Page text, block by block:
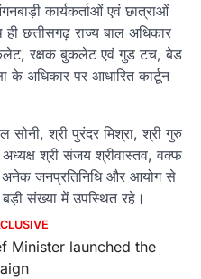
कार्यकर्ताओं एवं छात्राओं
छत्तीसगढ़ राज्य बाल अधिकार
रक्षक बुकलेट एवं गुड टच, बेड
के अधिकार पर आधारित कार्टून
सोनी, श्री पुरंदर मिश्रा, श्री गुरु
श्री संजय श्रीवास्तव, वक्फ
अनेक जनप्रतिनिधि और आयोग से
संख्या में उपस्थित रहे।
Minister launched the